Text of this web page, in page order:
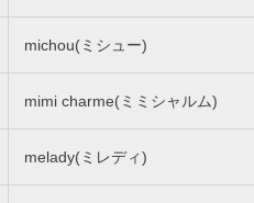
michou(ミシュー)
mimi charme(ミミシャルム)
melady(ミレディ)